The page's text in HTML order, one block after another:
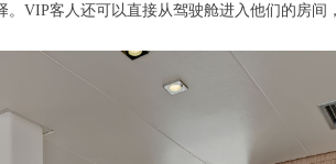
VIP客人还可以直接从驾驶舱进入他们的房间